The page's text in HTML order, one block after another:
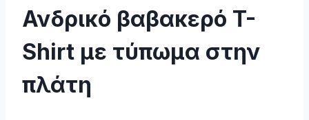
Ανδρικό βαβακερό T-
Shirt με τύπωμα στην
πλάτη